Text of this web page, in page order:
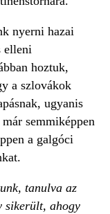
nyerni hazai
elleni
hoztuk,
a szlovákok
ugyanis
semmiképpen
a galgóci
tanulva az
sikerült, ahogy